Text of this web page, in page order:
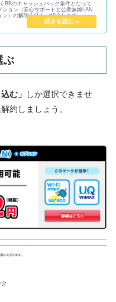
BBのキャッシュバック条件となって
ション（安心サポートと公衆無線LAN
ン）の解除方法をご紹介します。これ
もお得になりますので、ぜひやっておき
ぶ
む」
しか選択できませ
約しましょう。